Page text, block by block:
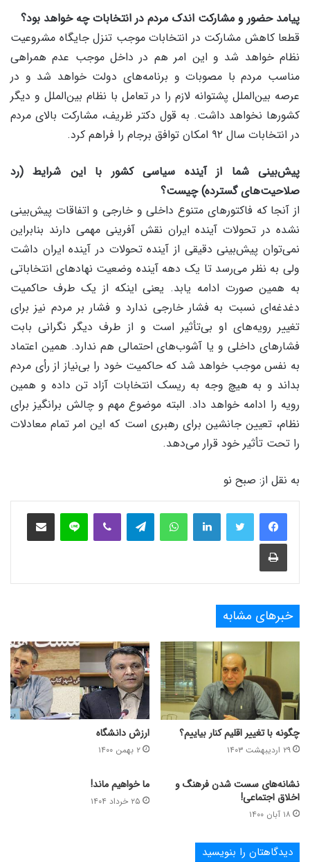
پیامد حضور و مشارکت اندک مردم در انتخابات چه خواهد بود؟
قطعا کاهش مشارکت در انتخابات موجب تنزل جایگاه مشروعیت
نظام خواهد شد و این امر هم در داخل موجب عدم همراهی
مناسب مردم با مصوبات و برنامه‌های دولت خواهد شد و در
عرصه بین‌الملل پشتوانه لازم را در تعامل با نظام بین‌الملل و دیگر
کشورها نخواهد داشت. به قول دکتر ظریف، مشارکت بالای مردم
در انتخابات سال ۹۲ امکان توافق برجام را فراهم کرد.
پیش‌بینی شما از آینده سیاسی کشور با این شرایط (رد
صلاحیت‌های گسترده) چیست؟
از آنجا که فاکتورهای متنوع داخلی و خارجی و اتفاقات پیش‌بینی
نشده در تحولات آینده ایران نقش آفرینی مهمی دارند بنابراین
نمی‌توان پیش‌بینی دقیقی از آینده تحولات در آینده ایران داشت
ولی به نظر می‌رسد تا یک دهه آینده وضعیت نهادهای انتخاباتی
به همین صورت ادامه یابد. یعنی اینکه از یک طرف حاکمیت
دغدغه‌ای نسبت به فشار خارجی ندارد و فشار بر مردم نیز برای
تغییر رویه‌های او بی‌تأثیر است و از طرف دیگر نگرانی بابت
فشارهای داخلی و یا آشوب‌های احتمالی هم ندارد. همین اعتماد
به نفس موجب خواهد شد که حاکمیت خود را بی‌نیاز از رأی مردم
بداند و به هیچ وجه به ریسک انتخابات آزاد تن داده و همین
رویه را ادامه خواهد داد. البته موضوع مهم و چالش برانگیز برای
نظام، تعیین جانشین برای رهبری است که این امر تمام معادلات
را تحت تأثیر خود قرار می‌دهد.
به نقل از: صبح نو
فیس بوک لینکدین واتس آپ لاین
چاپ
خبرهای مشابه
چگونه با تغییر اقلیم کنار بیاییم؟
۲۹ اردیبهشت ۱۴۰۳
ارزش دانشگاه
۲ بهمن ۱۴۰۰
نشانه‌های سست شدن فرهنگ و
اخلاق اجتماعی!
۱۸ آبان ۱۴۰۰
ما خواهیم ماند!
۲۵ خرداد ۱۴۰۴
دیدگاهتان را بنویسید